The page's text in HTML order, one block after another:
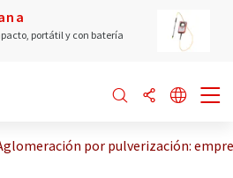
portátil y con batería
por pulverización: